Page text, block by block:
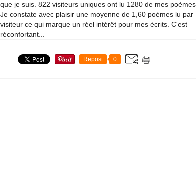
que je suis. 822 visiteurs uniques ont lu 1280 de mes poèmes.
Je constate avec plaisir une moyenne de 1,60 poèmes lu par
visiteur ce qui marque un réel intérêt pour mes écrits. C'est
réconfortant...
Repost 0